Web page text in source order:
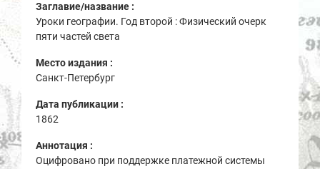
Заглавие/название :
Уроки географии. Год второй : Физический очерк
пяти частей света
Место издания :
Санкт-Петербург
Дата публикации :
1862
Аннотация :
Оцифровано при поддержке платежной системы